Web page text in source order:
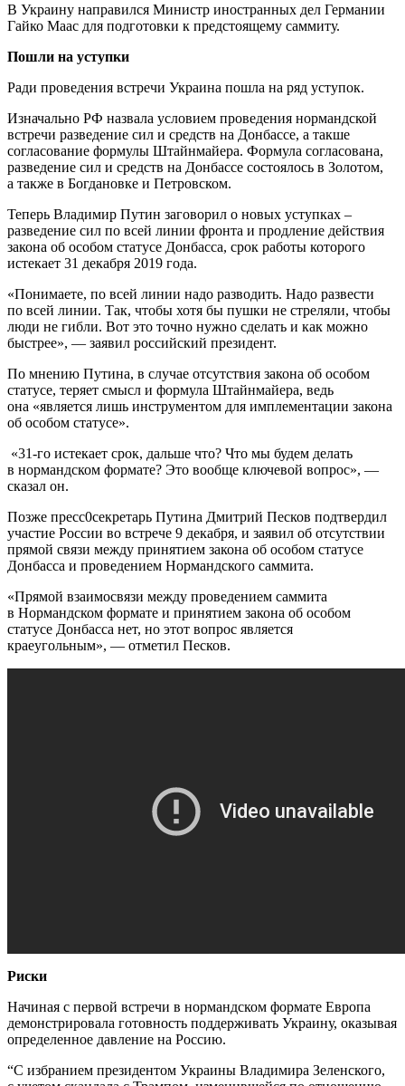
В Украину направился Министр иностранных дел Германии
Гайко Маас для подготовки к предстоящему саммиту.
Пошли на уступки
Ради проведения встречи Украина пошла на ряд уступок.
Изначально РФ назвала условием проведения нормандской
встречи разведение сил и средств на Донбассе, а такше
согласование формулы Штайнмайера. Формула согласована,
разведение сил и средств на Донбассе состоялось в Золотом,
а также в Богдановке и Петровском.
Теперь Владимир Путин заговорил о новых уступках –
разведение сил по всей линии фронта и продление действия
закона об особом статусе Донбасса, срок работы которого
истекает 31 декабря 2019 года.
«Понимаете, по всей линии надо разводить. Надо развести
по всей линии. Так, чтобы хотя бы пушки не стреляли, чтобы
люди не гибли. Вот это точно нужно сделать и как можно
быстрее», — заявил российский президент.
По мнению Путина, в случае отсутствия закона об особом
статусе, теряет смысл и формула Штайнмайера, ведь
она «является лишь инструментом для имплементации закона
об особом статусе».
«31-го истекает срок, дальше что? Что мы будем делать
в нормандском формате? Это вообще ключевой вопрос», —
сказал он.
Позже пресс0секретарь Путина Дмитрий Песков подтвердил
участие России во встрече 9 декабря, и заявил об отсутствии
прямой связи между принятием закона об особом статусе
Донбасса и проведением Нормандского саммита.
«Прямой взаимосвязи между проведением саммита
в Нормандском формате и принятием закона об особом
статусе Донбасса нет, но этот вопрос является
краеугольным», — отметил Песков.
Риски
Начиная с первой встречи в нормандском формате Европа
демонстрировала готовность поддерживать Украину, оказывая
определенное давление на Россию.
“С избранием президентом Украины Владимира Зеленского,